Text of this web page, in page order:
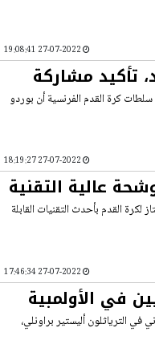
تأكيد مشاركة
كرة القدم الفرنسية أن بوردو
عالية التقنية
القدم بأحدث التقنيات القابلة
في الأولمبية
في الترياثلون أليستير براونلي،